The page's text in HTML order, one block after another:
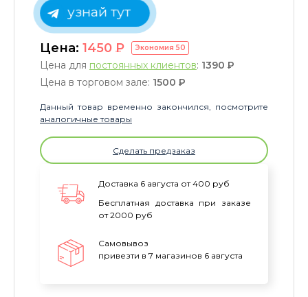
узнай тут
Цена: 1450 P Экономия 50
Цена для постоянных клиентов: 1390 P
Цена в торговом зале: 1500 P
Данный товар временно закончился, посмотрите
аналогичные товары
Сделать предзаказ
Доставка 6 августа от 400 руб
Бесплатная доставка при заказе
от 2000 руб
Самовывоз
привезти в 7 магазинов 6 августа